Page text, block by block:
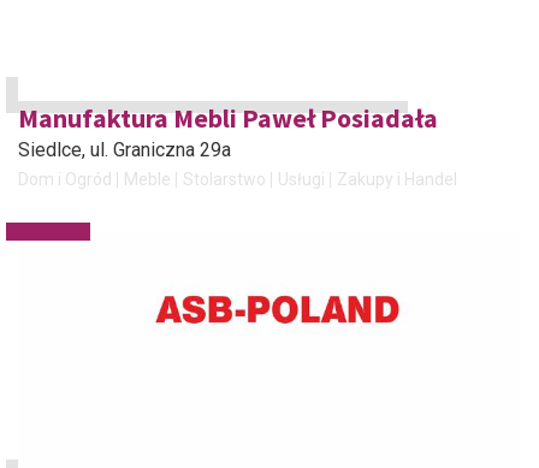
Manufaktura Mebli Paweł Posiadała
Siedlce, ul. Graniczna 29a
Dom i Ogród Meble Stolarstwo Usługi Zakupy i Handel